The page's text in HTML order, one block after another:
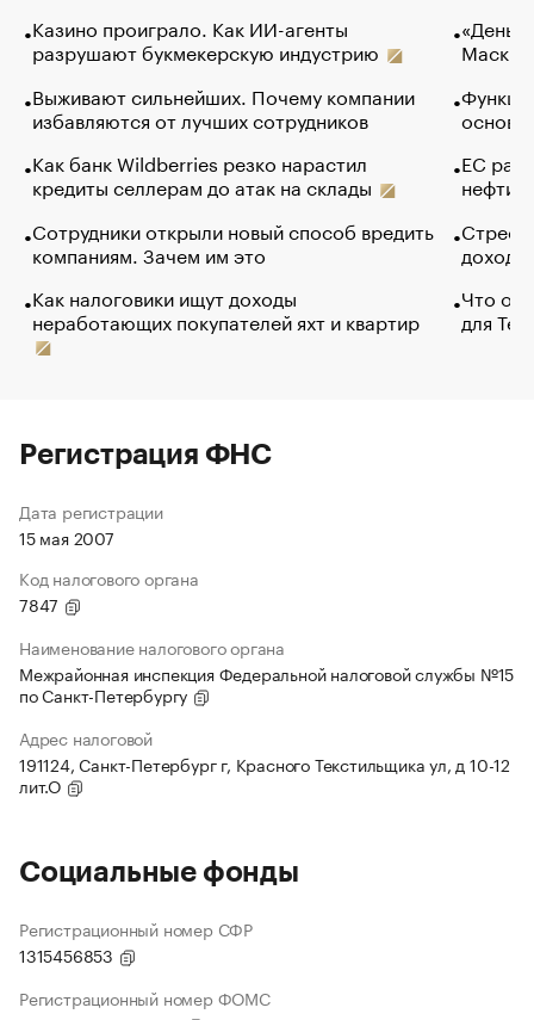
Казино проиграло. Как ИИ-агенты
разрушают букмекерскую индустрию
Выживают сильнейших. Почему компании
избавляются от лучших сотрудников
Как банк Wildberries резко нарастил
кредиты селлерам до атак на склады
Сотрудники открыли новый способ вредить
компаниям. Зачем им это
Как налоговики ищут доходы
неработающих покупателей яхт и квартир
Маск в
основ
ЕС
нефти
Что
для
Регистрация ФНС
Дата регистрации
15 мая 2007
Код налогового органа
7847
Наименование налогового органа
Межрайонная инспекция Федеральной налоговой службы №15
по Санкт-Петербургу
Адрес налоговой
191124, Санкт-Петербург г, Красного Текстильщика ул, д 10-12
лит.О
Социальные фонды
Регистрационный номер СФР
1315456853
Регистрационный номер ФОМС